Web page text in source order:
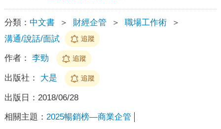
分類： 中文書 ＞ 財經企管 ＞ 職場工作術
＞
溝通/說話/面試
追蹤
作者： 李勁 追蹤
出版社： 大是 追蹤
出版日： 2018/06/28
相關主題： 2025暢銷榜—商業企管